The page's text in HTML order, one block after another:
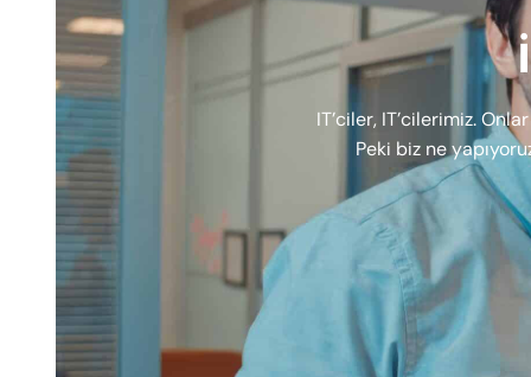
IT’ciler, IT’cilerimiz.
Peki biz ne